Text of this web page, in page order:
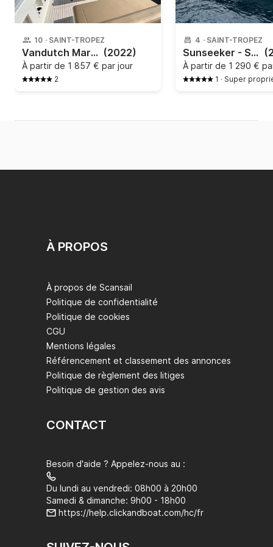
❤️ Une escapade romantique
👨‍👩‍👧‍👦 Une journée en famille
🎉 Une sortie entre amis
10 · SAINT-TROPEZ
Vandutch Marine - VanDutch 40 (2022)
À partir de 1 857 € par jour
2
4 · SAINT-TROPEZ
Sunseeker - Superhawk 48, fin Saint Tropez, 15 mètres
À partir de 1 290 €
1 · Super
À PROPOS
À propos de Scansail
Politique de confidentialité
Politique de cookies
CGU
Mentions légales
Référencement et classement des annonces
Politique de règlement des litiges
Politique de gestion des avis
CONTACT
Besoin d'aide ? Appelez-nous au :
Du lundi au vendredi: 08h00 à 20h00
Samedi & dimanche: 9h00 - 18h00
https://help.clickandboat.com/hc/fr